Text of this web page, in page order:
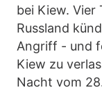
bei Kiew.
Russland
Angriff - und
Kiew zu
Nacht vom